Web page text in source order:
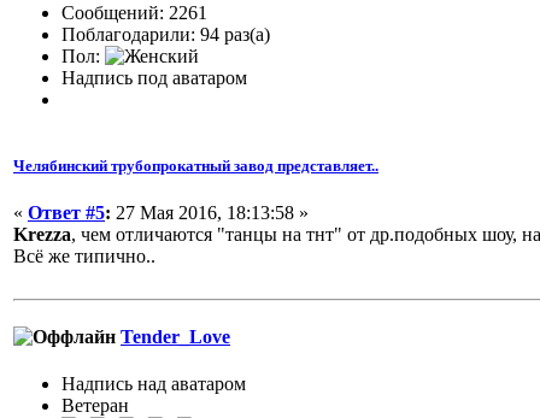
Сообщений: 2261
Поблагодарили: 94 раз(а)
Пол:
Надпись под аватаром
Челябинский трубопрокатный завод представляет..
« Ответ #5: 27 Мая 2016, 18:13:58 »
Krezza, чем отличаются "танцы на тнт" от др.подобных шоу,
Всё же типично..
Tender_Love
Надпись над аватаром
Ветеран